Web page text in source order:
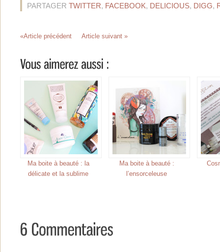
PARTAGER TWITTER, FACEBOOK, DELICIOUS, DIGG,
«Article précédent Article suivant »
Ma boite à beauté : la
délicate et la sublime
Ma boite à beauté :
l’ensorceleuse